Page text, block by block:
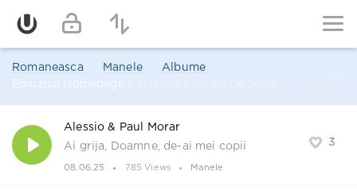
Romaneasca Manele
Albume
Emuzica Homepage
3
Alessio & Paul Morar
Ai grija, Doamne, de-ai mei copii
08.06.25 785 Views Manele